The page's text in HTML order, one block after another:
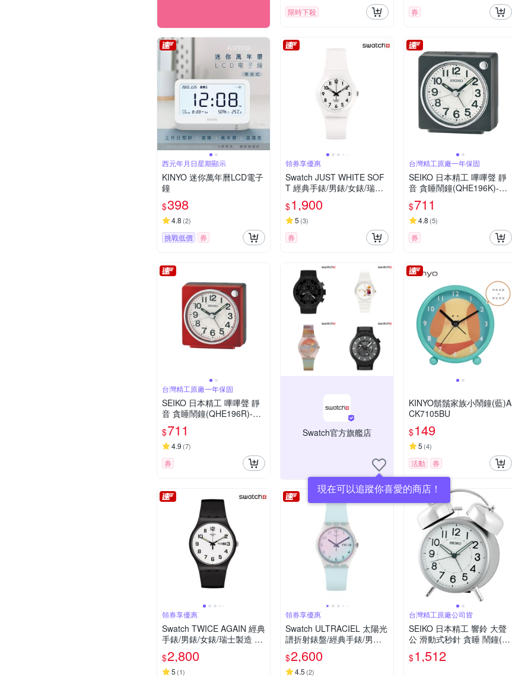
限時下殺 券
西元年月日星期顯示
KINYO 迷你萬年曆LCD電子
鐘
$398
4.8 (2)
挑戰低價 券
領券享優惠
Swatch JUST WHITE SOF
T 經典手錶/男錶/女錶/瑞士
製造 SO28W107-S14 (34m
m)
$1,900
5 (3)
券
台灣精工原廠一年保固
SEIKO 日本精工 嗶嗶聲 靜
音 貪睡鬧鐘(QHE196K)-黑/
6.6X6.6cm
$711
4.8 (5)
券
台灣精工原廠一年保固
SEIKO 日本精工 嗶嗶聲 靜
音 貪睡鬧鐘(QHE196R)-紅/
6.6X6.6cm
$711
4.9 (7)
券
Swatch官方旗艦店
現在可以追蹤你喜愛的商店！
KINYO鬍鬚家族小鬧鐘(藍)A
CK7105BU
$149
5 (4)
活動 券
領券享優惠
Swatch TWICE AGAIN 經典
手錶/男錶/女錶/瑞士製造 S
O29B703 (41mm)
$2,800
5 (1)
領券享優惠
Swatch ULTRACIEL 太陽光
譜折射錶盤/經典手錶/男錶/
女錶/瑞士製造 GE713 (34m
m)
$2,600
4.5 (2)
台灣精工原廠公司貨
SEIKO 日本精工 響鈴 大聲
公 滑動式秒針 貪睡 鬧鐘(Q
HK063S)銀15.2X12.2cm
$1,512